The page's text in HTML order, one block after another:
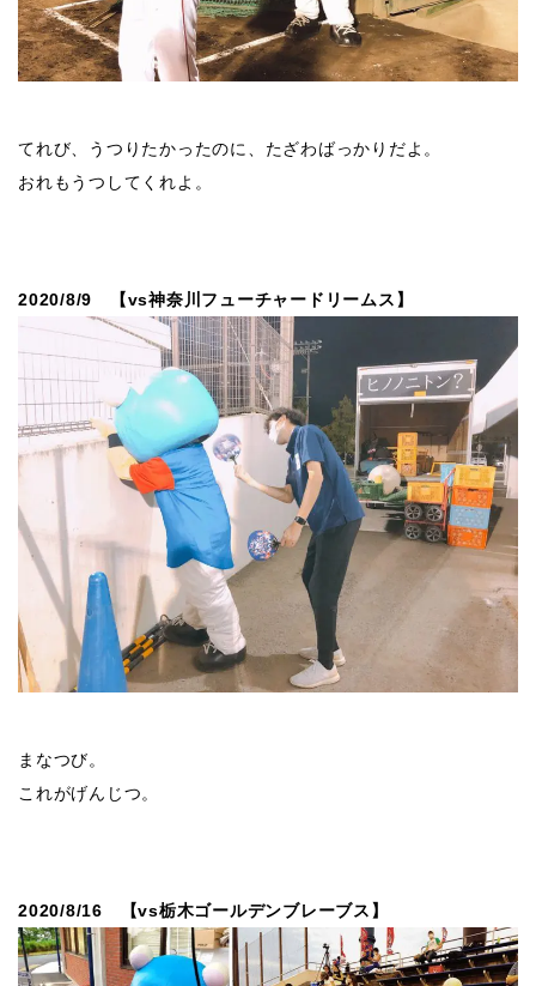
てれび、うつりたかったのに、たざわばっかりだよ。
おれもうつしてくれよ。
2020/8/9 【vs神奈川フューチャードリームス】
まなつび。
これがげんじつ。
2020/8/16 【vs栃木ゴールデンブレーブス】